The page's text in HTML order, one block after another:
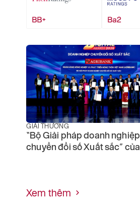
GIẢI THƯỞNG
“Bộ Giải pháp doanh nghiệp
chuyển đổi số Xuất sắc” của
Xem thêm